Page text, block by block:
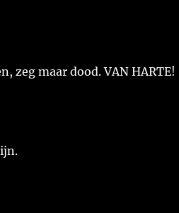
zeg maar dood. VAN HARTE!